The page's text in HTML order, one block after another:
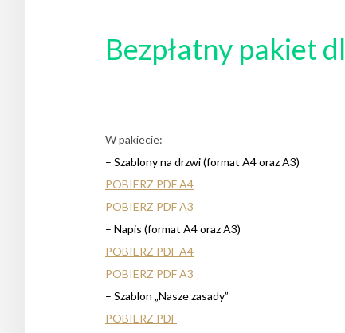
Bezpłatny pakiet
W pakiecie:
– Szablony na drzwi (format A4 oraz A3)
POBIERZ PDF A4
POBIERZ PDF A3
– Napis (format A4 oraz A3)
POBIERZ PDF A4
POBIERZ PDF A3
– Szablon „Nasze zasady”
POBIERZ PDF